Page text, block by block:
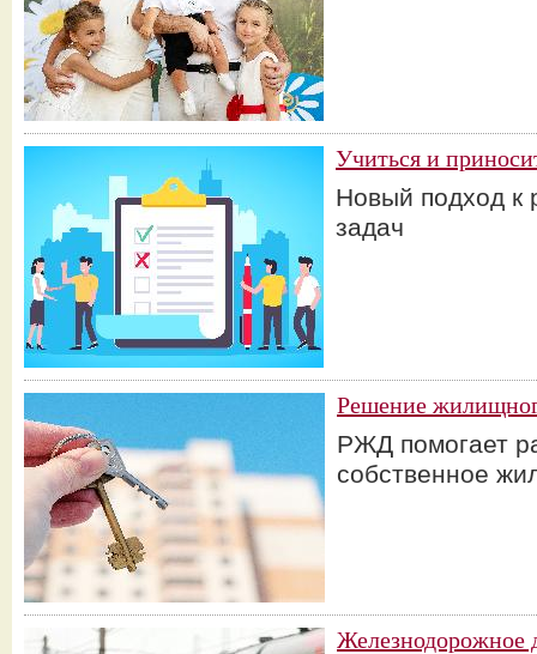
Учиться и
Новый подход к
задач
Решение
РЖД помогает
собственное
Железнодорожное